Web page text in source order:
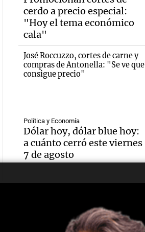
cerdo a precio especial:
"Hoy el tema económico
cala"
José Roccuzzo, cortes de carne y
compras de Antonella: "Se ve que
consigue precio"
Política y Economía
Dólar hoy, dólar blue hoy:
a cuánto cerró este viernes
7 de agosto